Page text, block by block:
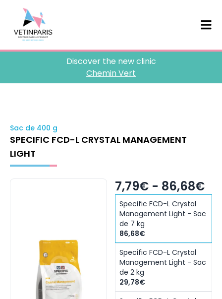
Discover the new clinic
Chemin Vert
Sac de 400 g
SPECIFIC FCD-L CRYSTAL MANAGEMENT
LIGHT
7,79€ - 86,68€
Specific FCD-L Crystal
Management Light - Sac
de 7 kg
86,68€
Specific FCD-L Crystal
Management Light - Sac
de 2 kg
29,78€